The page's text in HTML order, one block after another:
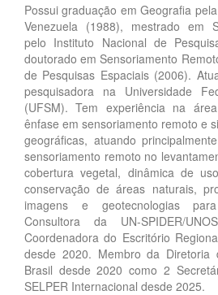
Possui graduação em Geografia
Venezuela (1988), mestrado em
pelo Instituto Nacional de
doutorado em Sensoriamento
de Pesquisas Espaciais (2006).
pesquisadora na Universidade
(UFSM). Tem experiência na
ênfase em sensoriamento remoto e
geográficas, atuando
sensoriamento remoto no
cobertura vegetal, dinâmica de
conservação de áreas naturais,
imagens e geotecnologias
Consultora da UN-SPIDER/
Coordenadora do Escritório
desde 2020. Membro da Diretoria
Brasil desde 2020 como 2
SELPER Internacional desde 2025.